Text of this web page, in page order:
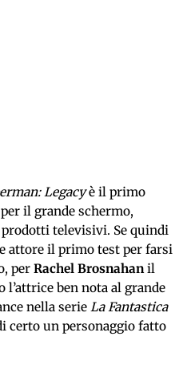
Legacyè il primo
il grande schermo,
televisivi. Se quindi
attore il primo test per farsi
per Rachel Brosnahan il
l’attrice ben nota al grande
nella serie La Fantastica
certo un personaggio fatto